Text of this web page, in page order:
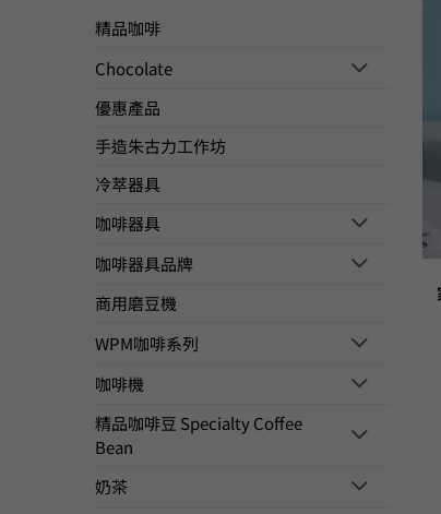
精品咖啡
Chocolate
優惠產品
手造朱古力工作坊
冷萃器具
咖啡器具
咖啡器具品牌
商用磨豆機
WPM咖啡系列
咖啡機
精品咖啡豆 Specialty Coffee
Bean
奶茶